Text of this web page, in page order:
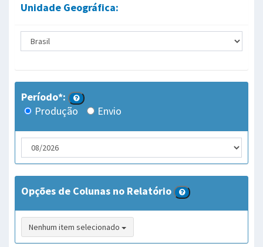
Unidade Geográfica:
Período*:
Produção
Envio
Opções de Colunas no Relatório
Nenhum item selecionado